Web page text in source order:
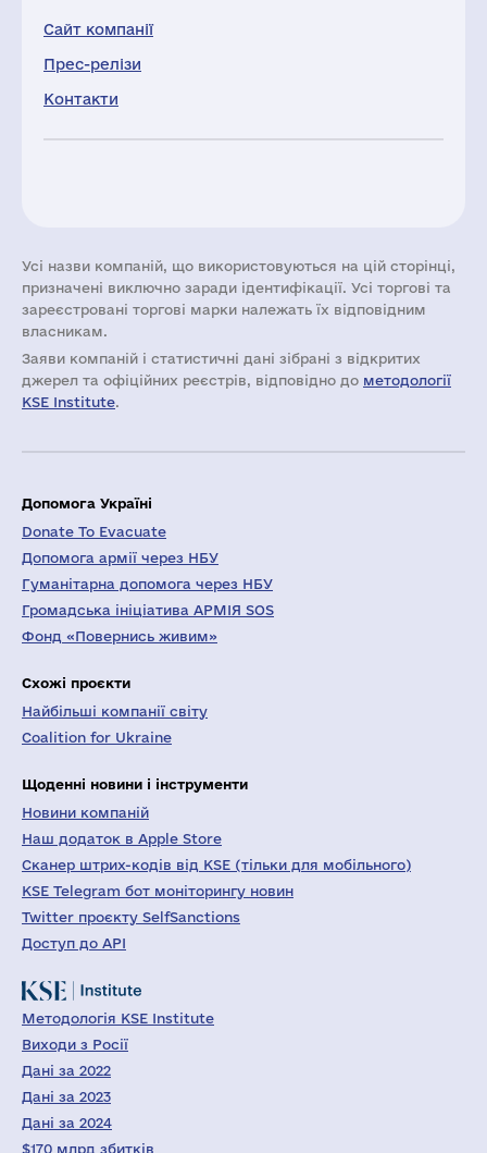
Сайт компанії
Прес-релізи
Контакти
Усі назви компаній, що використовуються на цій сторінці,
призначені виключно заради ідентифікації. Усі торгові та
зареєстровані торгові марки належать їх відповідним
власникам.
Заяви компаній i статистичні дані зібрані з відкритих
джерел та офіційних реєстрів, відповідно до методології
KSE Institute.
Допомога Україні
Donate To Evacuate
Допомога армії через НБУ
Гуманітарна допомога через НБУ
Громадська ініціатива АРМІЯ SOS
Фонд «Повернись живим»
Схожі проєкти
Найбільші компанії світу
Coalition for Ukraine
Щоденні новини і інструменти
Новини компаній
Наш додаток в Apple Store
Сканер штрих-кодів від KSE (тільки для мобільного)
KSE Telegram бот моніторингу новин
Twitter проєкту SelfSanctions
Доступ до API
Методологія KSE Institute
Виходи з Росії
Дані за 2022
Дані за 2023
Дані за 2024
$170 млрд збитків